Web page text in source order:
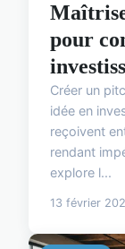
pour
Créer un
idée en
reçoivent
rendant
explore l...
13 février